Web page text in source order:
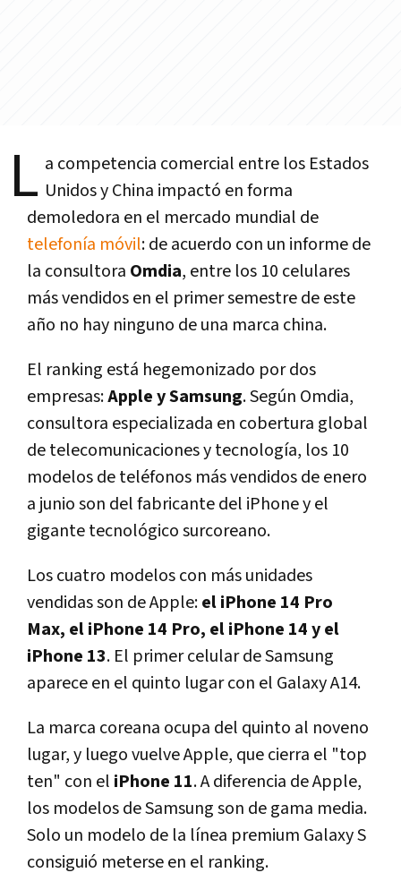
L a competencia comercial entre los Estados
Unidos y China impactó en forma
demoledora en el mercado mundial de
telefonía móvil: de acuerdo con un informe de
la consultora Omdia, entre los 10 celulares
más vendidos en el primer semestre de este
año no hay ninguno de una marca china.
El ranking está hegemonizado por dos
empresas:Apple y Samsung. Según Omdia,
consultora especializada en cobertura global
de telecomunicaciones y tecnología, los 10
modelos de teléfonos más vendidos de enero
a junio son del fabricante del iPhone y el
gigante tecnológico surcoreano.
Los cuatro modelos con más unidades
vendidas son de Apple:el iPhone 14 Pro
Max, el iPhone 14 Pro, el iPhone 14 y el
iPhone 13. El primer celular de Samsung
aparece en el quinto lugar con el Galaxy A14.
La marca coreana ocupa del quinto al noveno
lugar, y luego vuelve Apple, que cierra el "top
ten" con el iPhone 11. A diferencia de Apple,
los modelos de Samsung son de gama media.
Solo un modelo de la línea premium Galaxy S
consiguió meterse en el ranking.